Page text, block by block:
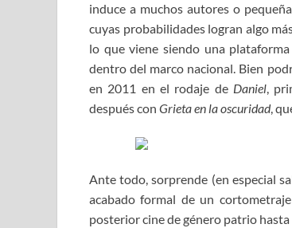
e
b
o
o
k
t
t
e
r
t
o
d
o
n
y
L
i
n
k
e
a
m
e
t
e
r
e
s
t
induce a muchos autores o
cuyas probabilidades logran algo
lo que viene siendo una
dentro del marco nacional. Bien
en 2011 en el rodaje de Daniel,
después con Grieta en la oscuridad,
Ante todo, sorprende (en especial
acabado formal de un
posterior cine de género patrio